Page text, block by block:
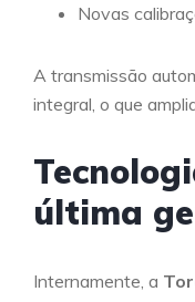
Novas
A transmissão
integral, o que
última
Internamente, a